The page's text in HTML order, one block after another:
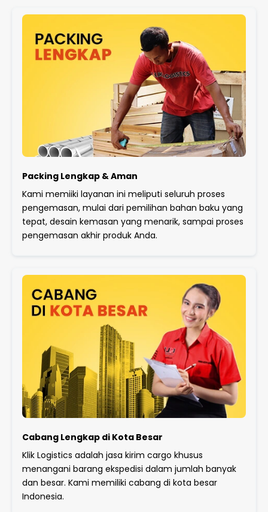
Packing Lengkap & Aman
Kami memiiki layanan ini meliputi seluruh proses
pengemasan, mulai dari pemilihan bahan baku yang
tepat, desain kemasan yang menarik, sampai proses
pengemasan akhir produk Anda.
Cabang Lengkap di Kota Besar
Klik Logistics adalah jasa kirim cargo khusus
menangani barang ekspedisi dalam jumlah banyak
dan besar. Kami memiliki cabang di kota besar
Indonesia.